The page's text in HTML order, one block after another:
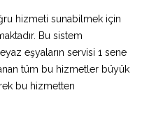
hizmeti sunabilmek için
Bu sistem
eşyaların servisi 1 sene
tüm bu hizmetler büyük
bu hizmetten